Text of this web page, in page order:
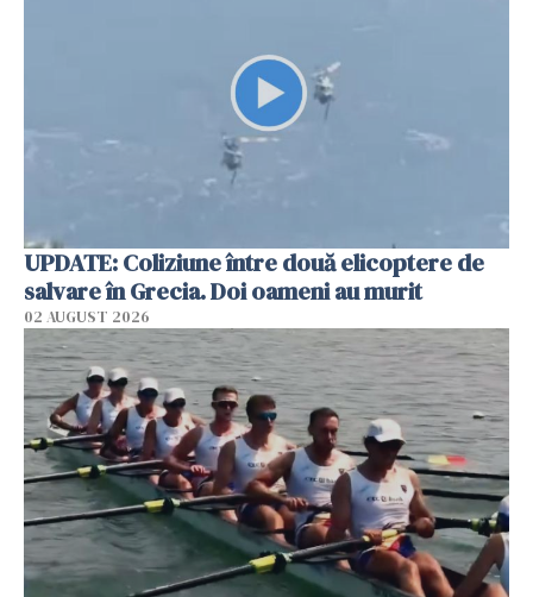
UPDATE: Coliziune între două elicoptere de
salvare în Grecia. Doi oameni au murit
02 AUGUST 2026